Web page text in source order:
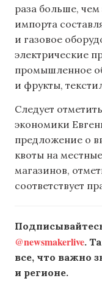
раза больше,
импорта
и газовое
электрические
промышленное
и фрукты,
Следует
экономики
предложение о
квоты на
магазинов,
соответствует
@newsmakerlive.
все, что важно
и регионе.